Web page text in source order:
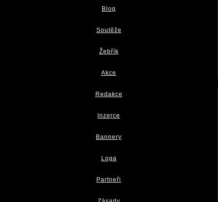
Blog
Soutěže
Žebřík
Akce
Redakce
Inzerce
Bannery
Loga
Partneři